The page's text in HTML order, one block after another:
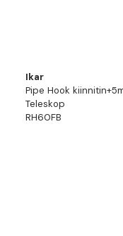
Ikar
Pipe Hook
Teleskop
RH60FB